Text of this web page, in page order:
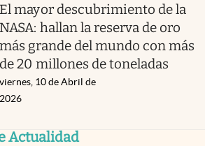
El mayor descubrimiento de la
NASA: hallan la reserva de oro
más grande del mundo con más
de 20 millones de toneladas
viernes, 10 de Abril de
2026
Actualidad